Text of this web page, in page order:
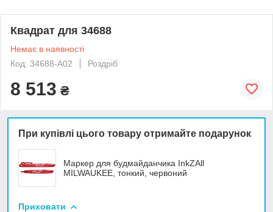
Квадрат для 34688
Немає в наявності
Код: 34688-A02
Роздріб
8 513 ₴
При купівлі цього товару отримайте подарунок
Маркер для будмайданчика InkZAll
MILWAUKEE, тонкий, червоний
Приховати